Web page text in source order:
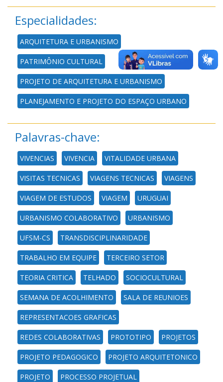
Especialidades:
ARQUITETURA E URBANISMO
PATRIMÔNIO CULTURAL
PROJETO DE ARQUITETURA E URBANISMO
PLANEJAMENTO E PROJETO DO ESPAÇO URBANO
Palavras-chave:
VIVENCIAS VIVENCIA VITALIDADE URBANA
VISITAS TECNICAS VIAGENS TECNICAS VIAGENS
VIAGEM DE ESTUDOS VIAGEM URUGUAI
URBANISMO COLABORATIVO URBANISMO
UFSM-CS TRANSDISCIPLINARIDADE
TRABALHO EM EQUIPE TERCEIRO SETOR
TEORIA CRITICA TELHADO SOCIOCULTURAL
SEMANA DE ACOLHIMENTO SALA DE REUNIOES
REPRESENTACOES GRAFICAS
REDES COLABORATIVAS PROTOTIPO PROJETOS
PROJETO PEDAGOGICO PROJETO ARQUITETONICO
PROJETO PROCESSO PROJETUAL